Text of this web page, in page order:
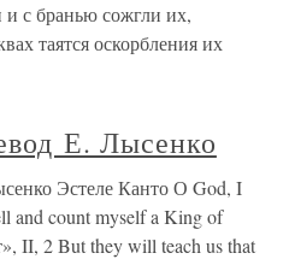
с бранью сожгли их,
таятся оскорбления их
Е. Лысенко
Эстеле Канто О God, I
and count myself a King of
II, 2 But they will teach us that